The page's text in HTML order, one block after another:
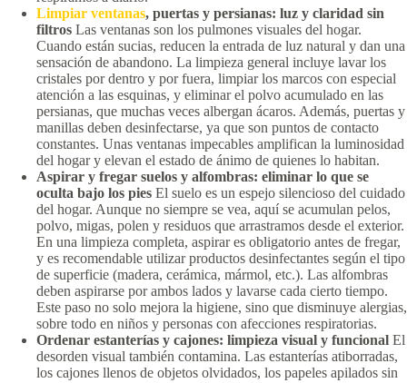
Limpiar ventanas, puertas y persianas: luz y claridad sin
filtros Las ventanas son los pulmones visuales del hogar.
Cuando están sucias, reducen la entrada de luz natural y dan una
sensación de abandono. La limpieza general incluye lavar los
cristales por dentro y por fuera, limpiar los marcos con especial
atención a las esquinas, y eliminar el polvo acumulado en las
persianas, que muchas veces albergan ácaros. Además, puertas y
manillas deben desinfectarse, ya que son puntos de contacto
constantes. Unas ventanas impecables amplifican la luminosidad
del hogar y elevan el estado de ánimo de quienes lo habitan.
Aspirar y fregar suelos y alfombras: eliminar lo que se
oculta bajo los pies El suelo es un espejo silencioso del cuidado
del hogar. Aunque no siempre se vea, aquí se acumulan pelos,
polvo, migas, polen y residuos que arrastramos desde el exterior.
En una limpieza completa, aspirar es obligatorio antes de fregar,
y es recomendable utilizar productos desinfectantes según el tipo
de superficie (madera, cerámica, mármol, etc.). Las alfombras
deben aspirarse por ambos lados y lavarse cada cierto tiempo.
Este paso no solo mejora la higiene, sino que disminuye alergias,
sobre todo en niños y personas con afecciones respiratorias.
Ordenar estanterías y cajones: limpieza visual y funcional El
desorden visual también contamina. Las estanterías atiborradas,
los cajones llenos de objetos olvidados, los papeles apilados sin